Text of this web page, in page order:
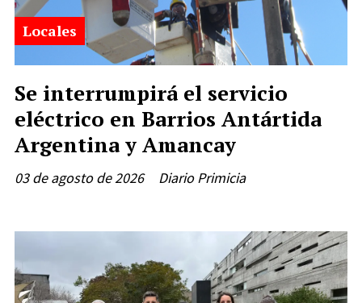
Se interrumpirá el servicio
eléctrico en Barrios Antártida
Argentina y Amancay
Diario Primicia
Locales
03 de agosto de 2026